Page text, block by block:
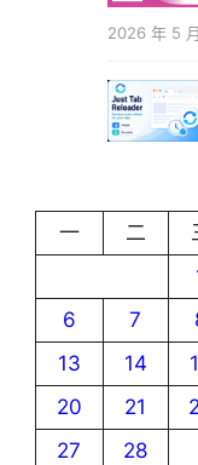
2026 年 5
一
二
6
7
13
14
20
21
27
28